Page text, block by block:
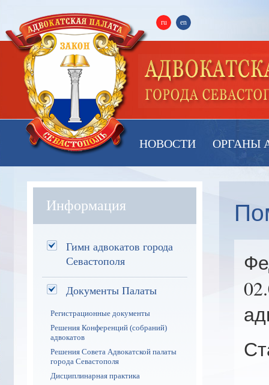
ru en
НОВОСТИ ОРГАНЫ
Информация
Гимн адвокатов города
Севастополя
Документы Палаты
Регистрационные документы
Решения Конференций (собраний)
адвокатов
Решения Совета Адвокатской палаты
города Севастополя
Дисциплинарная практика